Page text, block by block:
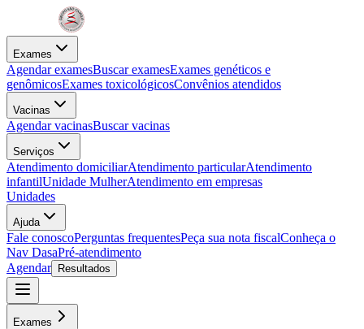
Exames
Agendar examesBuscar examesExames genéticos e
genômicosExames toxicológicosConvênios atendidos
Vacinas
Agendar vacinasBuscar vacinas
Serviços
Atendimento domiciliarAtendimento particularAtendimento
infantilUnidade MulherAtendimento em empresas
Unidades
Ajuda
Fale conoscoPerguntas frequentesPeça sua nota fiscalConheça o
Nav DasaPré-atendimento
Agendar
Resultados
Exames